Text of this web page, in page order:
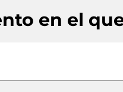
en el